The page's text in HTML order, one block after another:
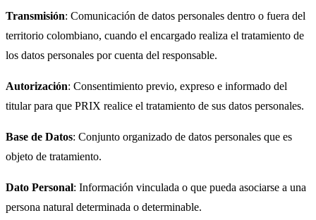
Transmisión: Comunicación de datos personales dentro o fuera del
territorio colombiano, cuando el encargado realiza el tratamiento de
los datos personales por cuenta del responsable.
Autorización: Consentimiento previo, expreso e informado del
titular para que PRIX realice el tratamiento de sus datos personales.
Base de Datos: Conjunto organizado de datos personales que es
objeto de tratamiento.
Dato Personal: Información vinculada o que pueda asociarse a una
persona natural determinada o determinable.